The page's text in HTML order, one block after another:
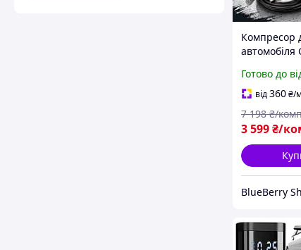
Компресор
автомобіля
компресор
легкових
Компресор у
літр/хв
Готово до
від360₴/
3 599₴/
7 198 ₴/
BlueBerry